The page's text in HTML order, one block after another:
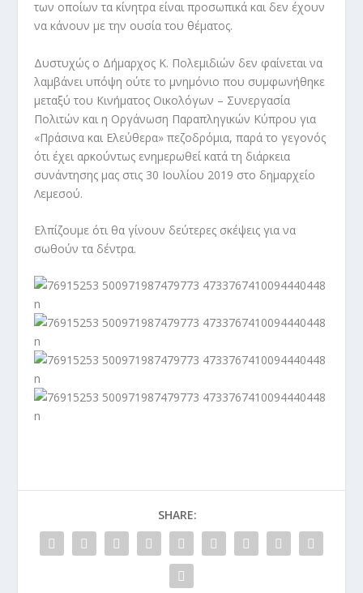
των οποίων τα κίνητρα είναι προσωπικά και δεν έχουν
να κάνουν με την ουσία του θέματος.
Δυστυχώς ο Δήμαρχος Κ. Πολεμιδιών δεν φαίνεται να
λαμβάνει υπόψη ούτε το μνημόνιο που συμφωνήθηκε
μεταξύ του Κινήματος Οικολόγων – Συνεργασία
Πολιτών και η Οργάνωση Παραπληγικών Κύπρου για
«Πράσινα και Ελεύθερα» πεζοδρόμια, παρά το γεγονός
ότι έχει αρκούντως ενημερωθεί κατά τη διάρκεια
συνάντησης μας στις 30 Ιουλίου 2019 στο δημαρχείο
Λεμεσού.
Ελπίζουμε ότι θα γίνουν δεύτερες σκέψεις για να
σωθούν τα δέντρα.
SHARE: